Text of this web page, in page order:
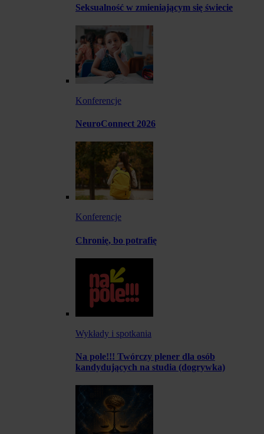
Seksualność w zmieniającym się świecie
Konferencje
NeuroConnect 2026
Konferencje
Chronię, bo potrafię
Wykłady i spotkania
Na pole!!! Twórczy plener dla osób
kandydujących na studia (dogrywka)